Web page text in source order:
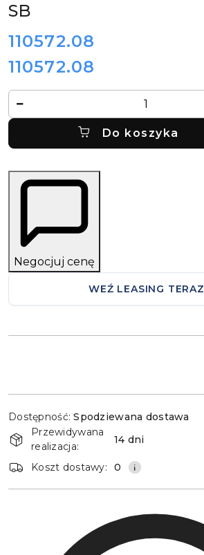
SB
cena:
110572.08
Cena:
110572.08
Do koszyka
Negocjuj cenę
WEŹ LEASING TERAZ
i
dostawa
Dostępność: Spodziewana dostawa
Przewidywana
realizacja:
14 dni
Koszt dostawy: 0